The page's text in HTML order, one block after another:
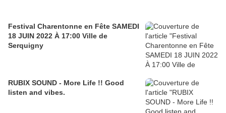
Festival Charentonne en Fête SAMEDI
18 JUIN 2022 À 17:00 Ville de
Serquigny
RUBIX SOUND - More Life !! Good
listen and vibes.